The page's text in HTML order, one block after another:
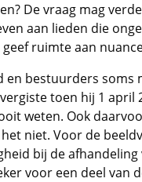
De vraag mag
aan lieden die
ruimte aan
en bestuurders soms
toen hij 1 april
weten. Ook
niet. Voor de
bij de afhandeling
voor een deel van